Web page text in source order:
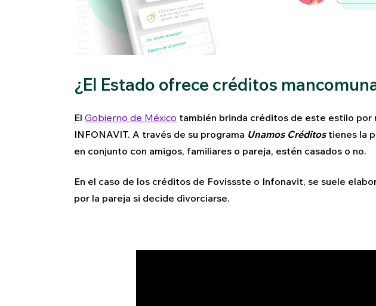
¿El Estado ofrece créditos
El Gobierno de México también brinda créditos de este estilo por
INFONAVIT. A través de su programa Unamos Créditos tienes la
en conjunto con amigos, familiares o pareja, estén casados o no.
En el caso de los créditos de Fovissste o Infonavit, se suele
por la pareja si decide divorciarse.